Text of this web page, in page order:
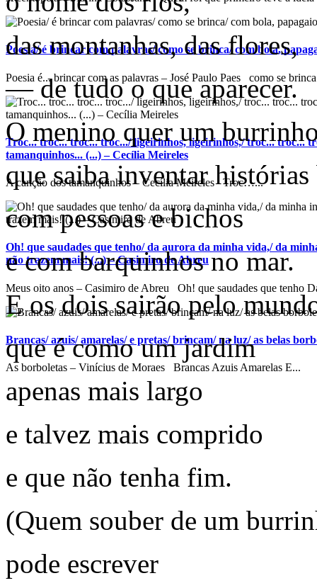
Poesia/ é brincar com palavras/ como se brinca/ com bola,
Poesia é... brincar com as palavras – José Paulo Paes como se
Troc... troc... troc... troc.../ ligeirinhos, ligeirinhos,/ troc... troc...
tamanquinhos... (...) – Cecília Meireles
A canção dos tamanquinhos – Cecília Meireles Troc…...
Oh! que saudades que tenho/ da aurora da minha vida,/ da
não trazem mais! (...) – Casimiro de Abreu
Meus oito anos – Casimiro de Abreu Oh! que saudades que tenho
Brancas/ azuis/ amarelas/ e pretas/ brincam/ na luz/ as belas
As borboletas – Vinícius de Moraes Brancas Azuis Amarelas E...
das montanhas, das flores,
— de tudo o que aparecer.
O menino quer um
que saiba inventar
com pessoas e bichos
e com barquinhos no mar.
E os dois sairão pelo
que é como um jardim
apenas mais largo
e talvez mais comprido
e que não tenha fim.
(Quem souber de um
pode escrever